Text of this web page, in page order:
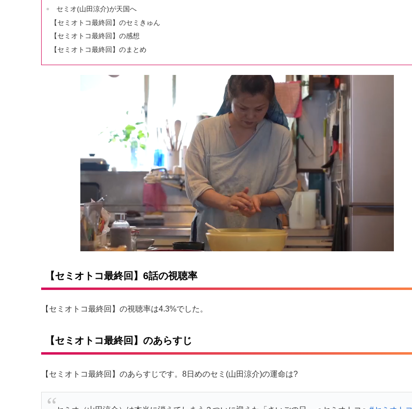
セミオ(山田涼介)が天国へ
【セミオトコ最終回】のセミきゅん
【セミオトコ最終回】の感想
【セミオトコ最終回】のまとめ
【セミオトコ最終回】6話の視聴率
【セミオトコ最終回】の視聴率は4.3%でした。
【セミオトコ最終回】のあらすじ
【セミオトコ最終回】のあらすじです。8日めのセミ(山田涼介)の運命は?